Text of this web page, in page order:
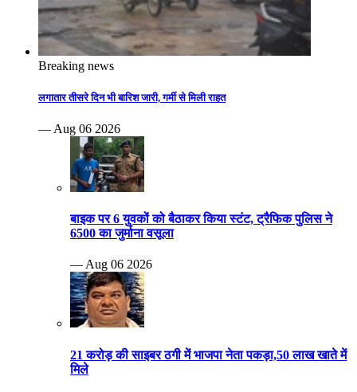
Breaking news
लगातार तीसरे दिन भी बारिश जारी, गर्मी से मिली राहत
— Aug 06 2026
बाइक पर 6 युवकों को बैठाकर किया स्टंट, ट्रैफिक पुलिस ने
6500 का जुर्माना वसूला
— Aug 06 2026
21 करोड़ की साइबर ठगी में भाजपा नेता पकड़ा,50 लाख खाते में
मिले